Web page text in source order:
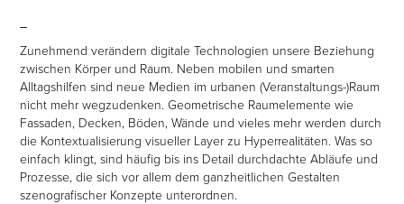
–
Zunehmend verändern digitale Technologien unsere Beziehung
zwischen Körper und Raum. Neben mobilen und smarten
Alltagshilfen sind neue Medien im urbanen (Veranstaltungs-)Raum
nicht mehr wegzudenken. Geometrische Raumelemente wie
Fassaden, Decken, Böden, Wände und vieles mehr werden durch
die Kontextualisierung visueller Layer zu Hyperrealitäten. Was so
einfach klingt, sind häufig bis ins Detail durchdachte Abläufe und
Prozesse, die sich vor allem dem ganzheitlichen Gestalten
szenografischer Konzepte unterordnen.